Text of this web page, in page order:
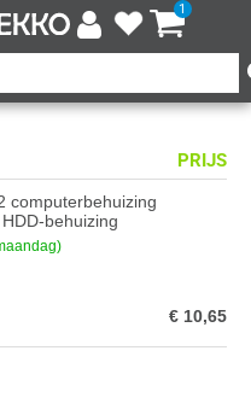
1
PRIJS
computerbehuizing
behuizing
€ 10,65